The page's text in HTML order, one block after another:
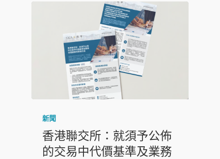
新聞
香港聯交所：就須予公佈
的交易中代價基準及業務